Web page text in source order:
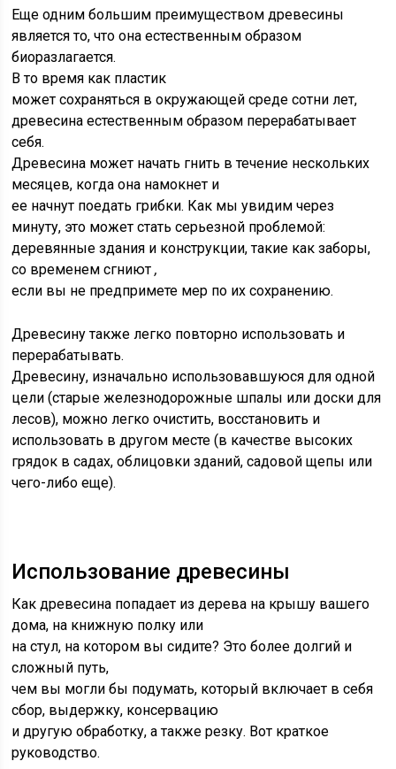
Еще одним большим преимуществом древесины
является то, что она естественным образом
биоразлагается.
В то время как пластик
может сохраняться в окружающей среде сотни лет,
древесина естественным образом перерабатывает
себя.
Древесина может начать гнить в течение нескольких
месяцев, когда она намокнет и
ее начнут поедать грибки. Как мы увидим через
минуту, это может стать серьезной проблемой:
деревянные здания и конструкции, такие как заборы,
со временем сгниют,
если вы не предпримете мер по их сохранению.
Древесину также легко повторно использовать и
перерабатывать.
Древесину, изначально использовавшуюся для одной
цели (старые железнодорожные шпалы или доски для
лесов), можно легко очистить, восстановить и
использовать в другом месте (в качестве высоких
грядок в садах, облицовки зданий, садовой щепы или
чего-либо еще).
Использование древесины
Как древесина попадает из дерева на крышу вашего
дома, на книжную полку или
на стул, на котором вы сидите? Это более долгий и
сложный путь,
чем вы могли бы подумать, который включает в себя
сбор, выдержку, консервацию
и другую обработку, а также резку. Вот краткое
руководство.